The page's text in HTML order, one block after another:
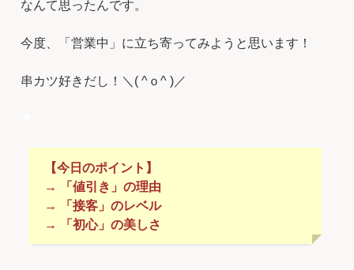
なんて思ったんです。
今度、「営業中」に立ち寄ってみようと思います！
串カツ好きだし！＼( ^ｏ^ )／
【今日のポイント】
→ 「値引き」の理由
→ 「接客」のレベル
→ 「初心」の美しさ